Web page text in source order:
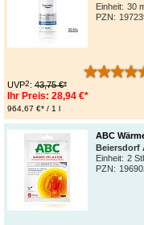
Einheit: 30
PZN :
UVP2: 43,75 €*
Ihr Preis: 28,94 €*
964,67 €* / 1 l
ABC
Beiersdorf
Einheit: 2
PZN :